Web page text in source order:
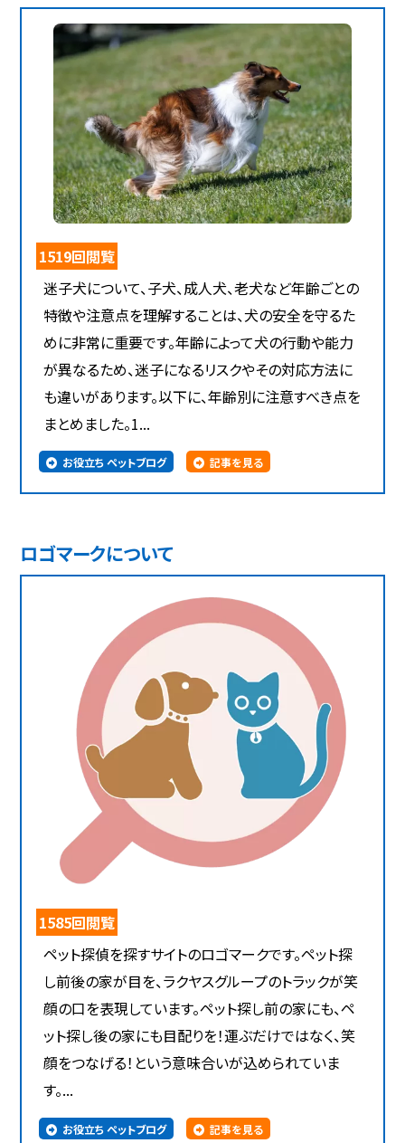
1519回閲覧
迷子犬について、子犬、成人犬、老犬など年齢ごとの
特徴や注意点を理解することは、犬の安全を守るた
めに非常に重要です。年齢によって犬の行動や能力
が異なるため、迷子になるリスクやその対応方法に
も違いがあります。以下に、年齢別に注意すべき点を
まとめました。1...
お役立ち ペットブログ 記事を見る
ロゴマークについて
1585回閲覧
ペット探偵を探すサイトのロゴマークです。ペット探
し前後の家が目を、ラクヤスグループのトラックが笑
顔の口を表現しています。ペット探し前の家にも、ペ
ット探し後の家にも目配りを！運ぶだけではなく、笑
顔をつなげる！という意味合いが込められていま
す。...
お役立ち ペットブログ 記事を見る